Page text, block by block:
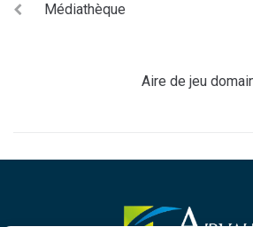
Médiathèque
Aire de jeu